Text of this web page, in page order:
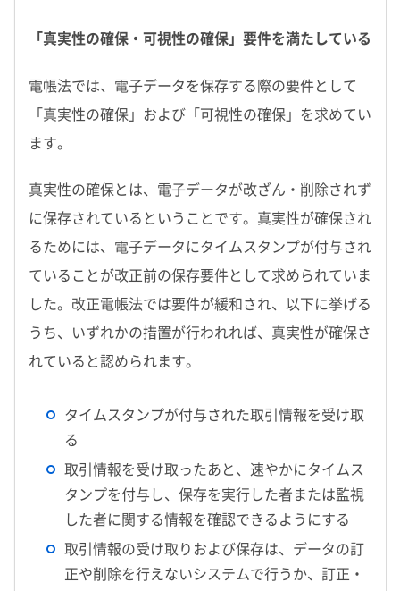
「真実性の確保・可視性の確保」要件を満たしている
電帳法では、電子データを保存する際の要件として
「真実性の確保」および「可視性の確保」を求めてい
ます。
真実性の確保とは、電子データが改ざん・削除されず
に保存されているということです。真実性が確保され
るためには、電子データにタイムスタンプが付与され
ていることが改正前の保存要件として求められていま
した。改正電帳法では要件が緩和され、以下に挙げる
うち、いずれかの措置が行われれば、真実性が確保さ
れていると認められます。
タイムスタンプが付与された取引情報を受け取
る
取引情報を受け取ったあと、速やかにタイムス
タンプを付与し、保存を実行した者または監視
した者に関する情報を確認できるようにする
取引情報の受け取りおよび保存は、データの訂
正や削除を行えないシステムで行うか、訂正・